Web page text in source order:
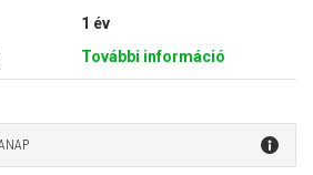
1 év
További információ